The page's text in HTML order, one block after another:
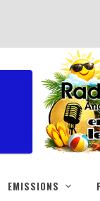
EMISSIONS